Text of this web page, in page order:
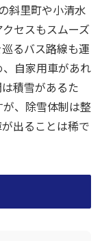
斜里町や小清水
セスもスムーズ
るバス路線も運
自家用車があれ
積雪があるた
、除雪体制は整
出ることは稀で